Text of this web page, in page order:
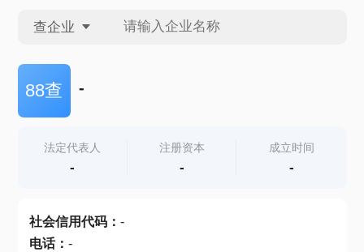
查企业
查企业
查产地
88查 -
法定代表人
-
注册资本
-
成立时间
-
社会信用代码： -
电话： -